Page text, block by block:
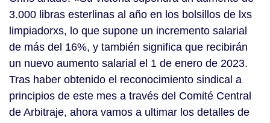
3.000 libras esterlinas al año en los bolsillos de lxs
limpiadorxs, lo que supone un incremento salarial
de más del 16%, y también significa que recibirán
un nuevo aumento salarial el 1 de enero de 2023.
Tras haber obtenido el reconocimiento sindical a
principios de este mes a través del Comité Central
de Arbitraje, ahora vamos a ultimar los detalles de